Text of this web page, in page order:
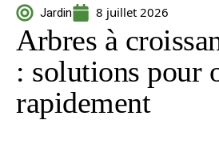
Jardin 8 juillet 2026
Arbres à
: solutions pour
rapidement